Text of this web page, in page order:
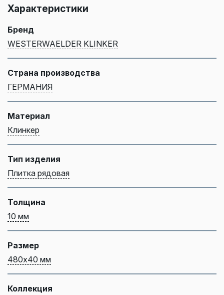
Характеристики
Бренд
WESTERWAELDER KLINKER
Страна производства
ГЕРМАНИЯ
Материал
Клинкер
Тип изделия
Плитка рядовая
Толщина
10 мм
Размер
480х40 мм
Коллекция